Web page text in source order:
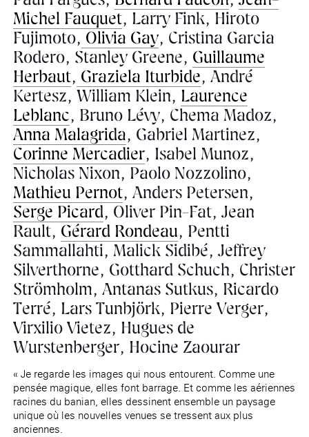
Michel Fauquet, Larry Fink, Hiroto
Fujimoto, Olivia Gay, Cristina Garcia
Rodero, Stanley Greene, Guillaume
Herbaut, Graziela Iturbide, André
Kertesz, William Klein, Laurence
Leblanc, Bruno Lévy, Chema Madoz,
Anna Malagrida, Gabriel Martinez,
Corinne Mercadier, Isabel Munoz,
Nicholas Nixon, Paolo Nozzolino,
Mathieu Pernot, Anders Petersen,
Serge Picard, Oliver Pin-Fat, Jean
Rault, Gérard Rondeau, Pentti
Sammallahti, Malick Sidibé, Jeffrey
Silverthorne, Gotthard Schuch, Christer
Strömholm, Antanas Sutkus, Ricardo
Terré, Lars Tunbjörk, Pierre Verger,
Virxilio Vietez, Hugues de
Wurstenberger, Hocine Zaourar
« Je regarde les images qui nous entourent. Comme une
pensée magique, elles font barrage. Et comme les aériennes
racines du banian, elles dessinent ensemble un paysage
unique où les nouvelles venues se tressent aux plus
anciennes.